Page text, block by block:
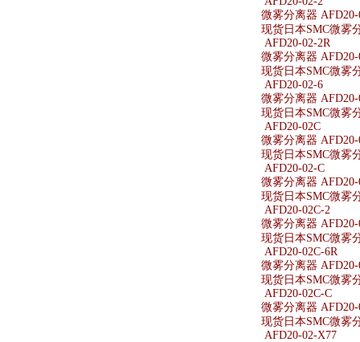
微雾分离器 AFD20-
现货日本SMC微雾
AFD20-02-2R
微雾分离器 AFD20-
现货日本SMC微雾
AFD20-02-6
微雾分离器 AFD20-
现货日本SMC微雾
AFD20-02C
微雾分离器 AFD20-
现货日本SMC微雾
AFD20-02-C
微雾分离器 AFD20-
现货日本SMC微雾
AFD20-02C-2
微雾分离器 AFD20-
现货日本SMC微雾
AFD20-02C-6R
微雾分离器 AFD20-
现货日本SMC微雾
AFD20-02C-C
微雾分离器 AFD20-
现货日本SMC微雾
AFD20-02-X77